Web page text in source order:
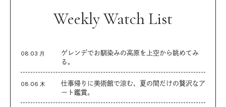
Weekly Watch List
08.03 月
ゲレンデでお馴染みの高原を上空から眺めてみ
る。
08.06 木
仕事帰りに美術館で涼む、夏の間だけの贅沢なア
ート鑑賞。